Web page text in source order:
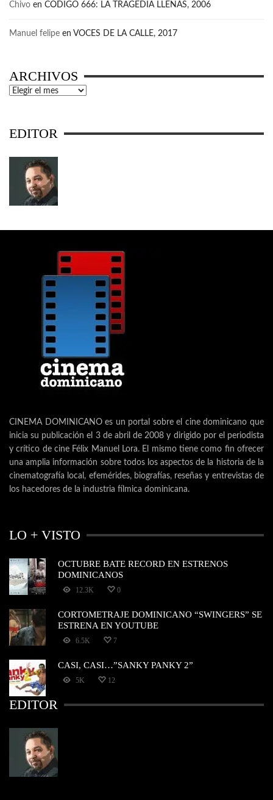
Chivo en CÓDIGO 666: LA TRAGEDIA LLENAS, 2006
Manuel felipe en VOCES DE LA CALLE, 2017
ARCHIVOS
Archivos
EDITOR
CINEMA DOMINICANO es un portal sobre el cine dominicano que
inicia su publicación el 3 de abril de 2008 y dirigido por el periodista
y crítico de cine Félix Manuel Lora. El mismo tiene como fin ofrecer
una amplia información sobre todos los aspectos de la historia de la
cinematografía local, efemérides, biografías, reseñas y entrevistas de
los hacedores de la industria fílmica dominicana.
LO + VISTO
OCTUBRE BATE RECORD EN ESTRENOS
DOMINICANOS
12.3K 0
CORTOMETRAJE DOMINICANO “SWINGERS” SE
ESTRENA EN YOUTUBE
6.5K 7
CASI, CASI…”SANKY PANKY 2”
5K 12
EDITOR